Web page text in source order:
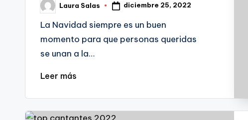
Publicado
por
Laura Salas diciembre 25, 2022
La Navidad siempre es un buen
momento para que personas queridas
se unan a la…
Leer más